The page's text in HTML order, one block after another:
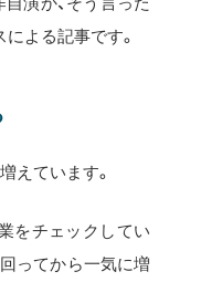
よる記事です。
えています。
をチェックしてい
ってから一気に増